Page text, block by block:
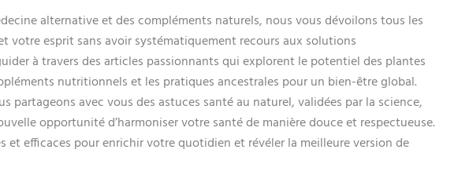
alternative et des compléments naturels, nous vous dévoilons tous les
votre esprit sans avoir systématiquement recours aux solutions
à travers des articles passionnants qui explorent le potentiel des plantes
nutritionnels et les pratiques ancestrales pour un bien-être global.
partageons avec vous des astuces santé au naturel, validées par la science,
opportunité d’harmoniser votre santé de manière douce et respectueuse.
et efficaces pour enrichir votre quotidien et révéler la meilleure version de